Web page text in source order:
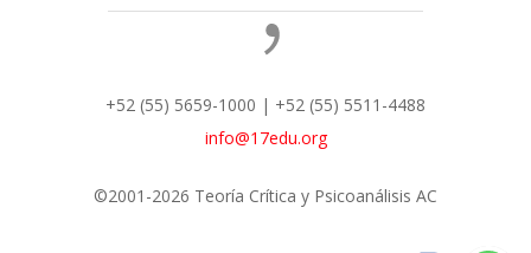
+52 (55) 5659-1000 | +52 (55) 5511-4488
info@17edu.org
©2001-2026 Teoría Crítica y Psicoanálisis AC